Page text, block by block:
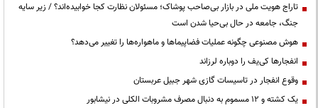
تاراج هویت ملی در بازار بی‌صاحب پوشاک؛ مسئولان نظارت کجا خوابیده‌اند؟ / زیر سایه
جنگ، جامعه در حال بی‌حیا شدن است
هوش مصنوعی چگونه عملیات فضاپیماها و ماهواره‌ها را تغییر می‌دهد؟
انفجارها کی‌یف را دوباره لرزاند
وقوع انفجار در تاسیسات گازی شهر جبیل عربستان
یک کشته و ۱۲ مسموم به دنبال مصرف مشروبات الکلی در نیشابور